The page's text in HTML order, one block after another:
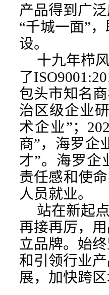
产品得到广
“千城一面”
设。
十九年栉
了
包头市知名
治区级企业
术企业”；
商”， 海罗企
才”。海罗企
责任感和使
人员就业。
站在新起
再接再厉，
立品牌。始
和引领行业
展，加快跨区